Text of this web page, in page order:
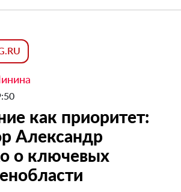
как приоритет:
Александр
о ключевых